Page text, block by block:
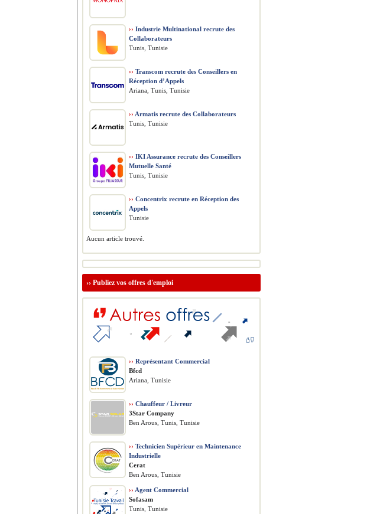
›› Industrie Multinational recrute des
Collaborateurs
Tunis, Tunisie
›› Transcom recrute des Conseillers en
Réception d’Appels
Ariana, Tunis, Tunisie
›› Armatis recrute des Collaborateurs
Tunis, Tunisie
›› IKI Assurance recrute des Conseillers
Mutuelle Santé
Tunis, Tunisie
›› Concentrix recrute en Réception des
Appels
Tunisie
Aucun article trouvé.
›› Publiez vos offres d'emploi
›› Représentant Commercial
Bfcd
Ariana, Tunisie
›› Chauffeur / Livreur
3Star Company
Ben Arous, Tunis, Tunisie
›› Technicien Supérieur en Maintenance
Industrielle
Cerat
Ben Arous, Tunisie
›› Agent Commercial
Sofasam
Tunis, Tunisie